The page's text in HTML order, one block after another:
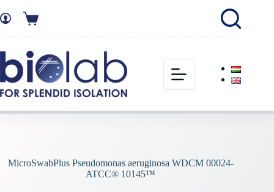
MicroSwabPlus Pseudomonas aeruginosa WDCM 00024-
ATCC® 10145™